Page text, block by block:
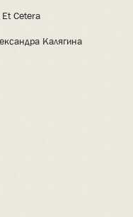
Cetera
Калягина